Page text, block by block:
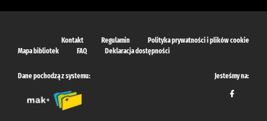
Kontakt Regulamin
Polityka prywatności i plików cookie
Mapa bibliotek
FAQ Deklaracja dostępności
Dane pochodzą z systemu: Jesteśmy na: